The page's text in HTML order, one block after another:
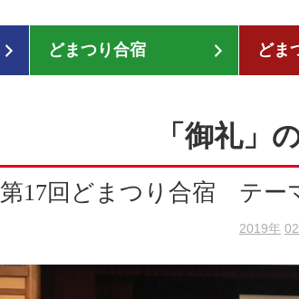
どまつり合宿 どま
「御礼」
第17回どまつり合宿 テー
2019年